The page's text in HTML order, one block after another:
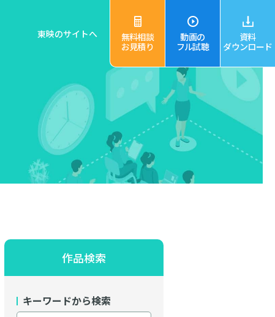
無料相談
お見積り
動画の
フル試聴
資料
ダウンロード
東映のサイトへ
作品検索
キーワードから検索